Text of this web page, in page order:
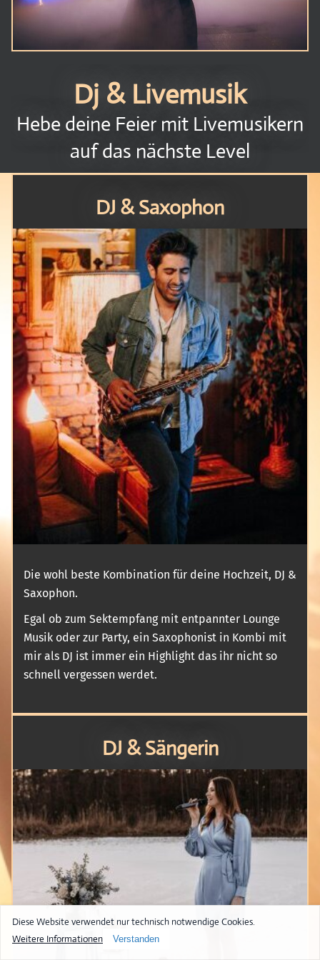
Diese Website verwendet nur technisch notwendige Cookies.
Weitere Informationen
Verstanden
Dj & Livemusik
Hebe deine Feier mit Livemusikern
auf das nächste Level
DJ & Saxophon
Die wohl beste Kombination für deine Hochzeit, DJ &
Saxophon.
Egal ob zum Sektempfang mit entpannter Lounge
Musik oder zur Party, ein Saxophonist in Kombi mit
mir als DJ ist immer ein Highlight das ihr nicht so
schnell vergessen werdet.
DJ & Sängerin